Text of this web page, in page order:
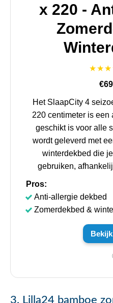
x 220 -
Het SlaapCity 4
220 centimeter is
geschikt is voor alle
wordt geleverd met
winterdekbed die
gebruiken,
Pros:
Anti-allergie dekbed
Zomerdekbed &
3. Lilla24 bamboe